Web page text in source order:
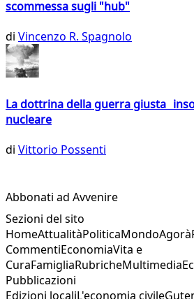
scommessa sugli "hub"
di Vincenzo R. Spagnolo
La dottrina della guerra giusta
nucleare
di Vittorio Possenti
Abbonati ad Avvenire
Sezioni del sito
HomeAttualitàPoliticaMondoAgorà
CommentiEconomiaVita e
CuraFamigliaRubricheMultimedia
Pubblicazioni
Edizioni localiL'economia civile